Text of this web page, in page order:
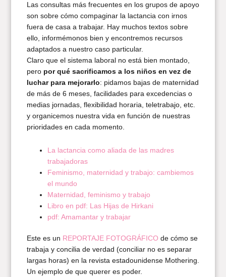
Las consultas más frecuentes en los grupos de apoyo
son sobre cómo compaginar la lactancia con irnos
fuera de casa a trabajar. Hay muchos textos sobre
ello, informémonos bien y encontremos recursos
adaptados a nuestro caso particular.
Claro que el sistema laboral no está bien montado,
pero por qué sacrificamos a los niños en vez de
luchar para mejorarlo: pidamos bajas de maternidad
de más de 6 meses, facilidades para excedencias o
medias jornadas, flexibilidad horaria, teletrabajo, etc.
y organicemos nuestra vida en función de nuestras
prioridades en cada momento.
La lactancia como aliada de las madres
trabajadoras
Feminismo, maternidad y trabajo: cambiemos
el mundo
Maternidad, feminismo y trabajo
Libro en pdf: Las Hijas de Hirkani
pdf: Amamantar y trabajar
Este es un REPORTAJE FOTOGRÁFICO de cómo se
trabaja y concilia de verdad (conciliar no es separar
largas horas) en la revista estadounidense Mothering.
Un ejemplo de que querer es poder.